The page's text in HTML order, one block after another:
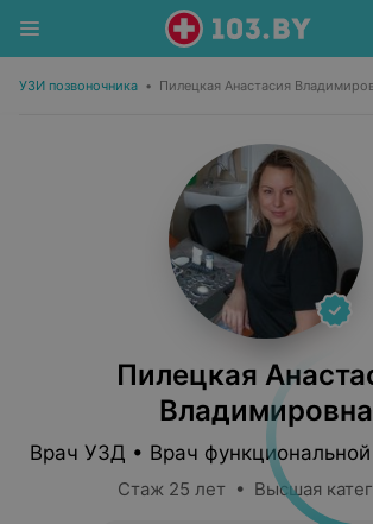
УЗИ позвоночника • Пилецкая Анастасия
Пилецкая
Владимировна
Врач УЗД • Врач функциональной
Стаж 25 лет • Высшая